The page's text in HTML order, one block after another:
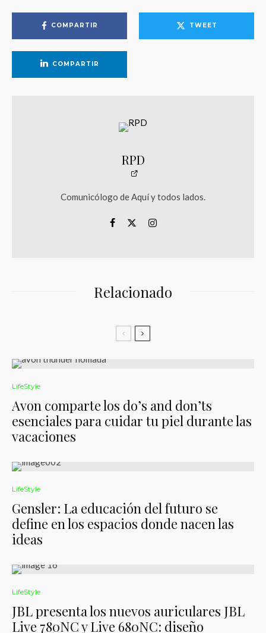
COMPARTIR TWEET
COMPARTIR
RPD
Comunicólogo de Aquí y todos lados.
Relacionado
LifeStyle
Avon comparte los do’s and don’ts
esenciales para cuidar tu piel durante las
vacaciones
LifeStyle
Gensler: La educación del futuro se
define en los espacios donde nacen las
ideas
LifeStyle
JBL presenta los nuevos auriculares JBL
Live 780NC y Live 680NC: diseño